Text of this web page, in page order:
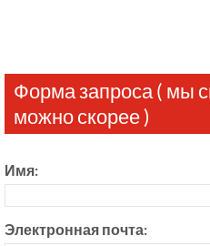
Форма запроса ( мы
можно скорее )
Имя:
Электронная почта: